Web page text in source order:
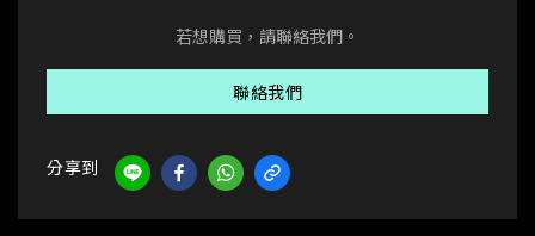
若想購買，請聯絡我們。
聯絡我們
分享到